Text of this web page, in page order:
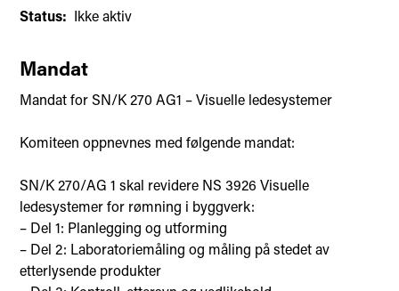
Status: Ikke aktiv
Mandat
Mandat for SN/K 270 AG1 – Visuelle ledesystemer
Komiteen oppnevnes med følgende mandat:
SN/K 270/AG 1 skal revidere NS 3926 Visuelle
ledesystemer for rømning i byggverk:
– Del 1: Planlegging og utforming
– Del 2: Laboratoriemåling og måling på stedet av
etterlysende produkter